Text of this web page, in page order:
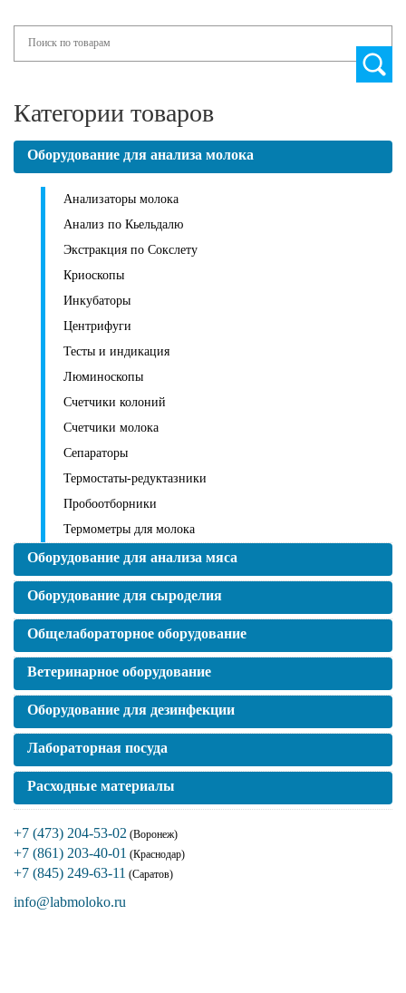
Категории товаров
Оборудование для анализа молока
Анализаторы молока
Анализ по Кьельдалю
Экстракция по Сокслету
Криоскопы
Инкубаторы
Центрифуги
Тесты и индикация
Люминоскопы
Счетчики колоний
Счетчики молока
Сепараторы
Термостаты-редуктазники
Пробоотборники
Термометры для молока
Оборудование для анализа мяса
Оборудование для сыроделия
Общелабораторное оборудование
Ветеринарное оборудование
Оборудование для дезинфекции
Лабораторная посуда
Расходные материалы
+7 (473) 204-53-02 (Воронеж)
+7 (861) 203-40-01 (Краснодар)
+7 (845) 249-63-11 (Саратов)
info@labmoloko.ru